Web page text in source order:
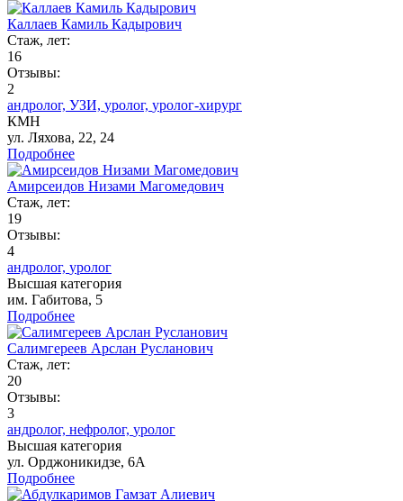
Каллаев Камиль Кадырович
Стаж, лет:
16
Отзывы:
2
андролог, УЗИ, уролог, уролог-хирург
КМН
ул. Ляхова, 22, 24
Подробнее
Амирсеидов Низами Магомедович
Стаж, лет:
19
Отзывы:
4
андролог, уролог
Высшая категория
им. Габитова, 5
Подробнее
Салимгереев Арслан Русланович
Стаж, лет:
20
Отзывы:
3
андролог, нефролог, уролог
Высшая категория
ул. Орджоникидзе, 6А
Подробнее